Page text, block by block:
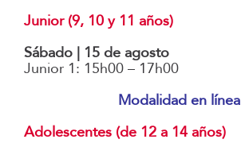
Junior (9, 10 y 11 años)
Sábado | 15 de agosto
Junior 1: 15h00 – 17h00
Modalidad en línea
Adolescentes (de 12 a 14 años)